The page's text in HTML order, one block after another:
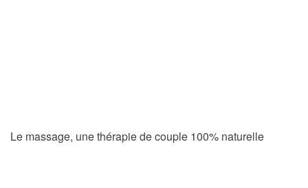
Le massage, une thérapie de couple 100% naturelle